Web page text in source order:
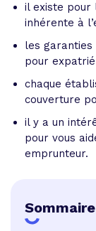
il existe pour
inhérente à
les garanties
pour
chaque
couverture
il y a un
pour vous
emprunteur.
Sommaire